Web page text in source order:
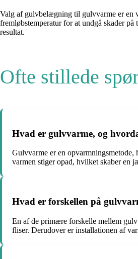
Valg af gulvbelægning til gulvvarme er en
fremløbstemperatur for at undgå skader
resultat.
Ofte stillede
Hvad er gulvvarme, og
Gulvvarme er en
varmen stiger opad, hvilket skaber en
Hvad er forskellen på
En af de primære forskelle mellem
fliser. Derudover er installationen af